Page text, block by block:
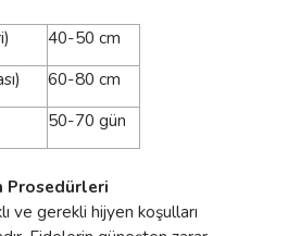
40-50 cm
60-80 cm
50-70 gün
Prosedürleri
ve gerekli hijyen koşulları